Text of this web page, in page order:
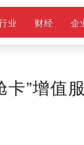
业 财经 企
”增值